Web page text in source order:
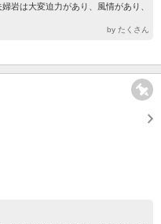
岩は大変迫力があり、風情があり、
by たくさん